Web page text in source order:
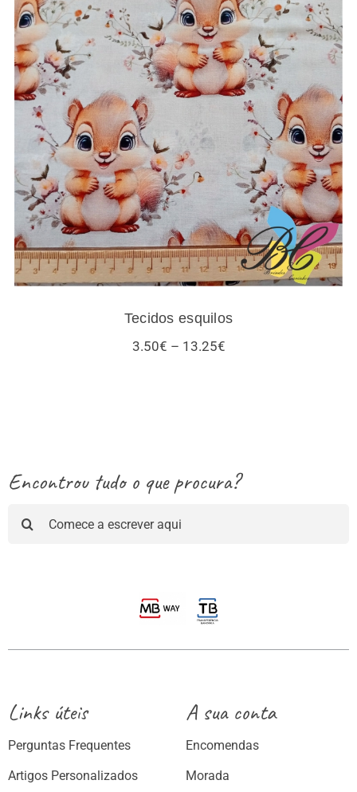
Tecidos esquilos
Tecidos esquilos
3.50€ – 13.25€Price
Encontrou tudo o que procura?
Links úteis
Perguntas Frequentes
Artigos Personalizados
A sua conta
Encomendas
Morada